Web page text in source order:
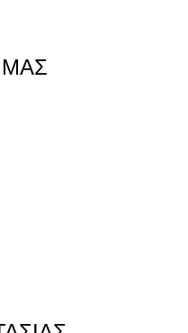
ΜΑΣ